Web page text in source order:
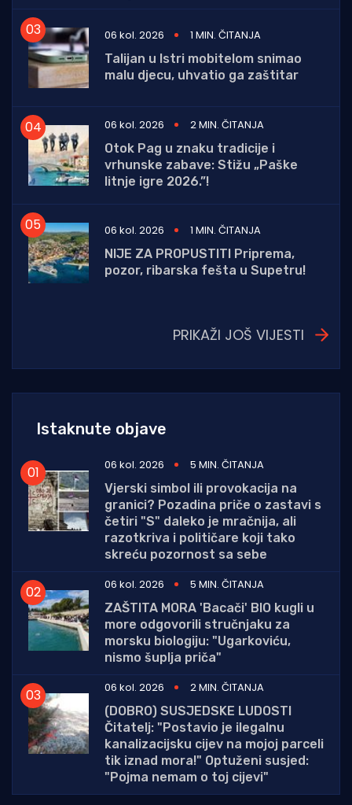
06 kol. 2026
1 MIN. ČITANJA
Talijan u Istri mobitelom snimao
malu djecu, uhvatio ga zaštitar
06 kol. 2026
2 MIN. ČITANJA
Otok Pag u znaku tradicije i
vrhunske zabave: Stižu „Paške
litnje igre 2026.”!
06 kol. 2026
1 MIN. ČITANJA
NIJE ZA PROPUSTITI Priprema,
pozor, ribarska fešta u Supetru!
PRIKAŽI JOŠ VIJESTI
Istaknute objave
06 kol. 2026
5 MIN. ČITANJA
Vjerski simbol ili provokacija na
granici? Pozadina priče o zastavi s
četiri "S" daleko je mračnija, ali
razotkriva i političare koji tako
skreću pozornost sa sebe
06 kol. 2026
5 MIN. ČITANJA
ZAŠTITA MORA 'Bacači' BIO kugli u
more odgovorili stručnjaku za
morsku biologiju: "Ugarkoviću,
nismo šuplja priča"
06 kol. 2026
2 MIN. ČITANJA
(DOBRO) SUSJEDSKE LUDOSTI
Čitatelj: "Postavio je ilegalnu
kanalizacijsku cijev na mojoj parceli
tik iznad mora!" Optuženi susjed:
"Pojma nemam o toj cijevi"